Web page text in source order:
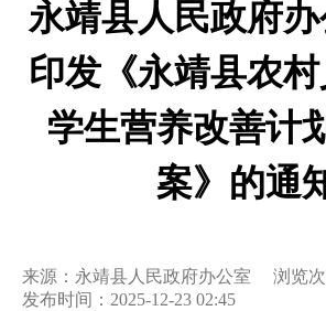
永靖县人民政府
印发《永靖县农
学生营养改善计
案》的通
来源：永靖县人民政府办公室 浏览次
发布时间：2025-12-23 02:45